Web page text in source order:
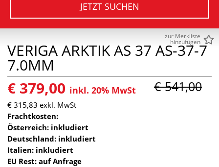
JETZT SUCHEN
zur Merkliste
hinzufügen
VERIGA ARKTIK AS 37 AS-37-7
7.0MM
€ 379,00 inkl. 20% MwSt € 541,00
€ 315,83 exkl. MwSt
Frachtkosten:
Österreich: inkludiert
Deutschland: inkludiert
Italien: inkludiert
EU Rest: auf Anfrage